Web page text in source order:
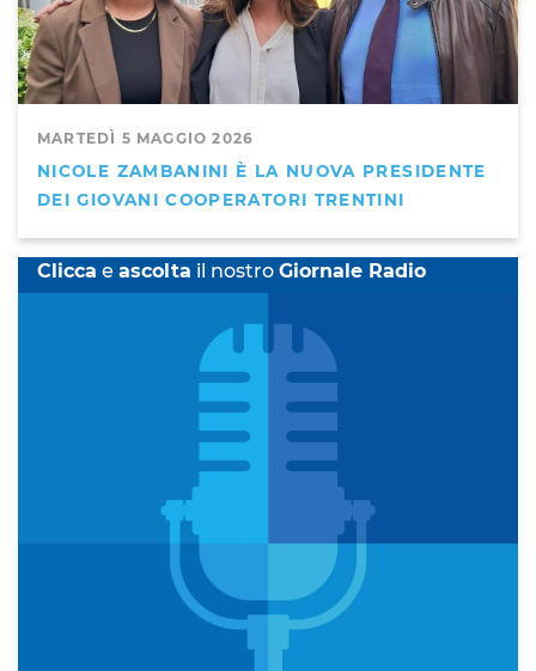
MARTEDÌ 5 MAGGIO 2026
NICOLE ZAMBANINI È LA NUOVA PRESIDENTE
DEI GIOVANI COOPERATORI TRENTINI
Clicca e ascolta il nostro Giornale Radio